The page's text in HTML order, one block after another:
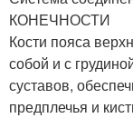
КОНЕЧНОСТИ
Кости пояса
собой и с
суставов,
предплечья и